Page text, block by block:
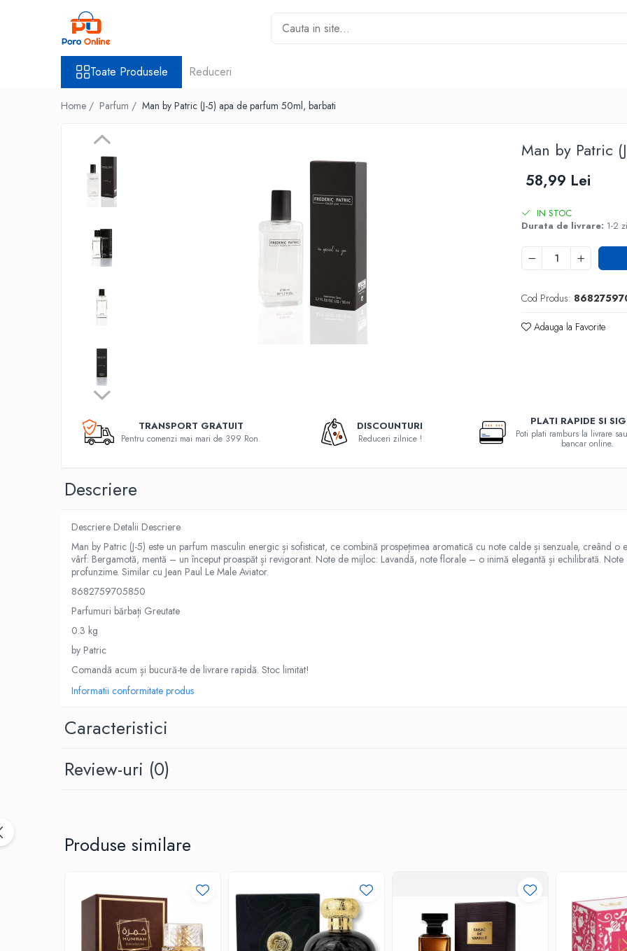
Toate Produsele
Parfumuri Arabesti
Toate Produsele Reduceri
Home / Parfum / Man by Patric (J-5) apa de parfum 50ml, barbati
Man by Patric
58,99 Lei
IN STOC
Durata de livrare: 1-2
Cod Produs:
Adauga la Favorite
TRANSPORT GRATUIT
Pentru comenzi mai mari de 399 Ron.
DISCOUNTURI
Reduceri zilnice !
PLATI RAPIDE SI
Poti plati ramburs la livrare
bancar online.
Descriere
Descriere Detalii Descriere
Man by Patric (J-5) este un parfum masculin energic și sofisticat, ce combină prospețimea aromatică cu note calde și senzuale, creând
vârf: Bergamotă, mentă – un început proaspăt și revigorant. Note de mijloc: Lavandă, note florale – o inimă elegantă și echilibrată.
profunzime. Similar cu Jean Paul Le Male Aviator.
8682759705850
Parfumuri bărbați Greutate
0.3 kg
by Patric
Comandă acum și bucură-te de livrare rapidă. Stoc limitat!
Informatii conformitate produs
Caracteristici
Review-uri (0)
Produse similare